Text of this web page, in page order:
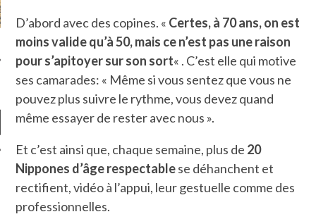
D’abord avec des copines. « Certes, à 70 ans, on est
moins valide qu’à 50, mais ce n’est pas une raison
pour s’apitoyer sur son sort« . C’est elle qui motive
ses camarades: « Même si vous sentez que vous ne
pouvez plus suivre le rythme, vous devez quand
même essayer de rester avec nous ».
Et c’est ainsi que, chaque semaine, plus de 20
Nippones d’âge respectablese déhanchent et
rectifient, vidéo à l’appui, leur gestuelle comme des
professionnelles.